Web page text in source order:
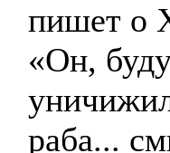
пишет о
«Он,
раба...